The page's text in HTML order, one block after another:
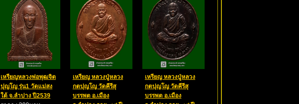
เหรียญหลวงพ่อพุฒจิต
ปุญโญ รุ่น1 วัดแม่สง
ใต้ จ.ลำปาง ปี2539
เหรียญ หลวงปู่หลวง
กตปุญโญ วัดคีรีสุ
บรรพต อ.เมือง
เหรียญ หลวงปู่หลวง
กตปุญโญ วัดคีรีสุ
บรรพต อ.เมือง